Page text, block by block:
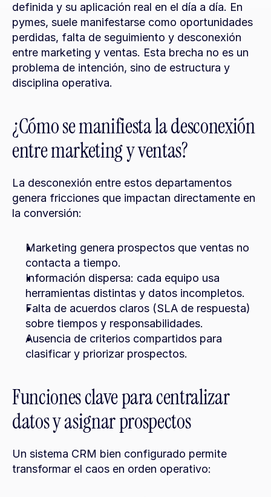
definida y su aplicación real en el día a día. En
pymes, suele manifestarse como oportunidades
perdidas, falta de seguimiento y desconexión
entre marketing y ventas. Esta brecha no es un
problema de intención, sino de estructura y
disciplina operativa.
¿Cómo se manifiesta la desconexión
entre marketing y ventas?
La desconexión entre estos departamentos
genera fricciones que impactan directamente en
la conversión:
Marketing genera prospectos que ventas no
contacta a tiempo.
Información dispersa: cada equipo usa
herramientas distintas y datos incompletos.
Falta de acuerdos claros (SLA de respuesta)
sobre tiempos y responsabilidades.
Ausencia de criterios compartidos para
clasificar y priorizar prospectos.
Funciones clave para centralizar
datos y asignar prospectos
Un sistema CRM bien configurado permite
transformar el caos en orden operativo: